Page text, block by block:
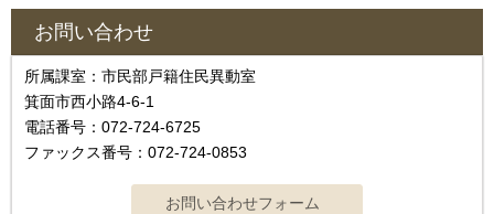
お問い合わせ
所属課室：市民部戸籍住民異動室
箕面市西小路4‐6‐1
電話番号：072-724-6725
ファックス番号：072-724-0853